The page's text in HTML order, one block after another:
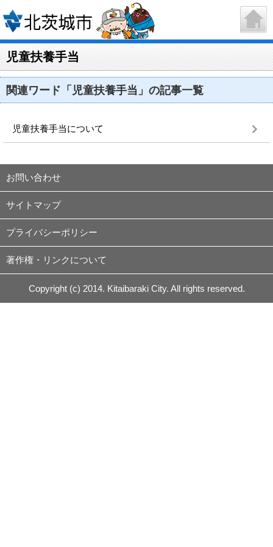
児童扶養手当
関連ワード「児童扶養手当」の記事一覧
児童扶養手当について
お問い合わせ
サイトマップ
プライバシーポリシー
著作権・リンクについて
Copyright (c) 2014. Kitaibaraki City. All rights reserved.